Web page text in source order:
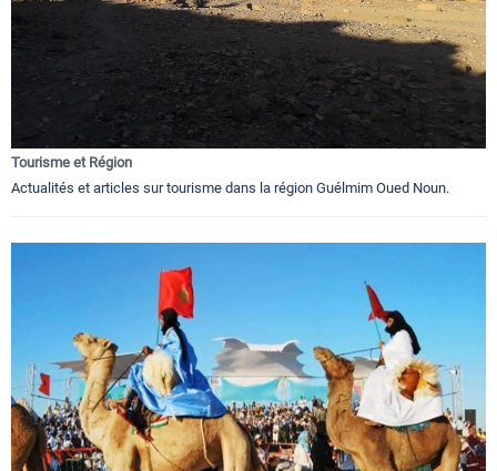
Tourisme et Région
Actualités et articles sur tourisme dans la région Guélmim Oued Noun.